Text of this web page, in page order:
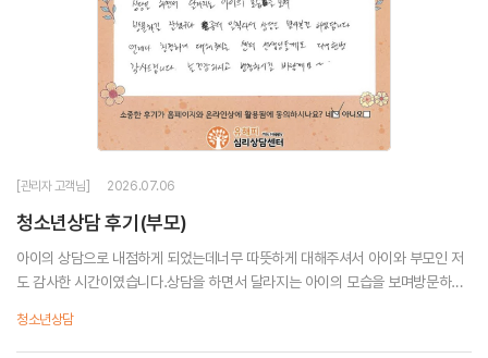
[관리자 고객님] 2026.07.06
청소년상담 후기(부모)
아이의 상담으로 내점하게 되었는데너무 따뜻하게 대해주셔서 아이와 부모인 저
도 감사한 시간이였습니다.상담을 하면서 달라지는 아이의 모습을 보며방문하길
는 센터 선생님들께도다시 한 번 감...
청소년상담